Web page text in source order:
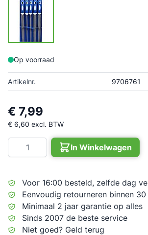
Op voorraad
Artikelnr. 9706761
€ 7,99
€ 6,60 excl. BTW
Aantal
In Winkelwagen
Voor 16:00 besteld, zelfde dag
Eenvoudig retourneren binnen
Minimaal 2 jaar garantie op alles
Sinds 2007 de beste service
Niet goed? Geld terug